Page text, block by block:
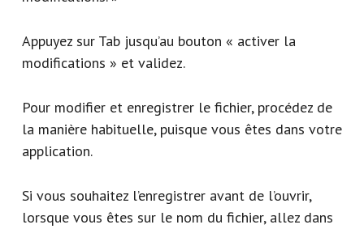
Appuyez sur Tab jusqu’au bouton « activer la
modifications » et validez.
Pour modifier et enregistrer le fichier, procédez de
la manière habituelle, puisque vous êtes dans votre
application.
Si vous souhaitez l’enregistrer avant de l’ouvrir,
lorsque vous êtes sur le nom du fichier, allez dans